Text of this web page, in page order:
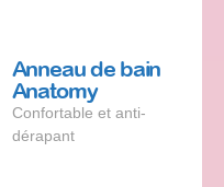
Anneau de bain
Anatomy
Confortable et anti-
dérapant